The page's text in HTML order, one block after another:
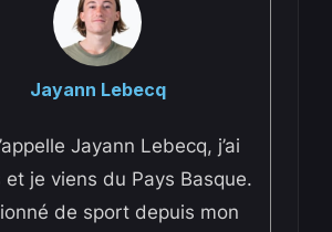
Jayann Lebecq
Jayann Lebecq, j’ai
et je viens du Pays Basque.
de sport depuis mon